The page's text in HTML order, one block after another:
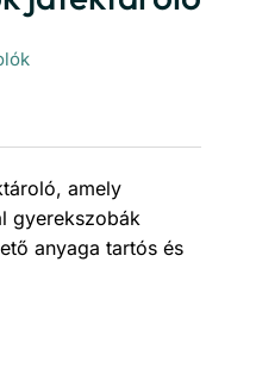
amely
gyerekszobák
anyaga tartós és